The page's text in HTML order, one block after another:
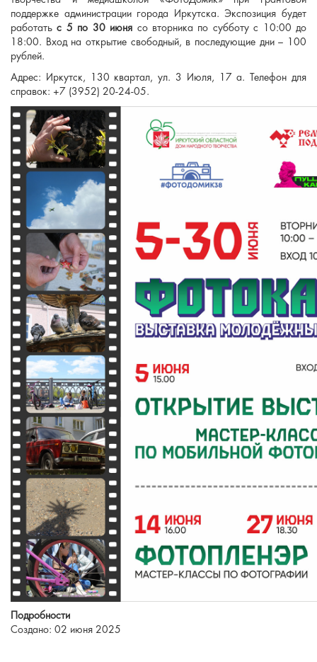
поддержке администрации города Иркутска. Экспозиция будет
работатьс 5 по 30 июня со вторника по субботу с 10:00 до
18:00. Вход на открытие свободный, в последующие дни – 100
рублей.
Адрес: Иркутск, 130 квартал, ул. 3 Июля, 17 а. Телефон для
справок: +7 (3952) 20-24-05.
Подробности
Создано: 02 июня 2025